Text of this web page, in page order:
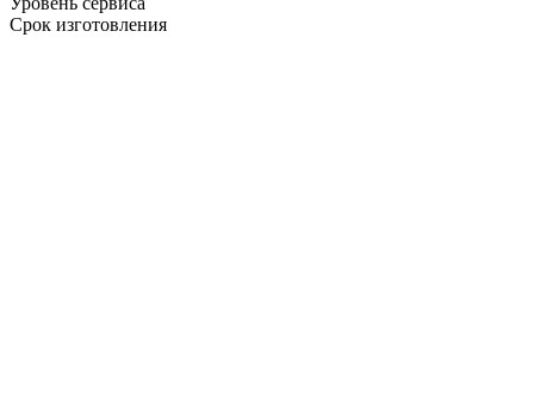
Срок изготовления